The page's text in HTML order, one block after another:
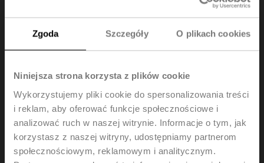
Zgoda Szczegóły O plikach cookies
Niniejsza strona korzysta z plików cookie
Wykorzystujemy pliki cookie do spersonalizowania treści
i reklam, aby oferować funkcje społecznościowe i
analizować ruch w naszej witrynie. Informacje o tym, jak
korzystasz z naszej witryny, udostępniamy partnerom
społecznościowym, reklamowym i analitycznym.
SV24A-SZ-TPC
Siłownik do zaworów grzybkowych, 1500 N,
AC/DC 24 V, 0.5...10 V, 150 s, Skok 20 mm, IP54,
Zaciski z kablem